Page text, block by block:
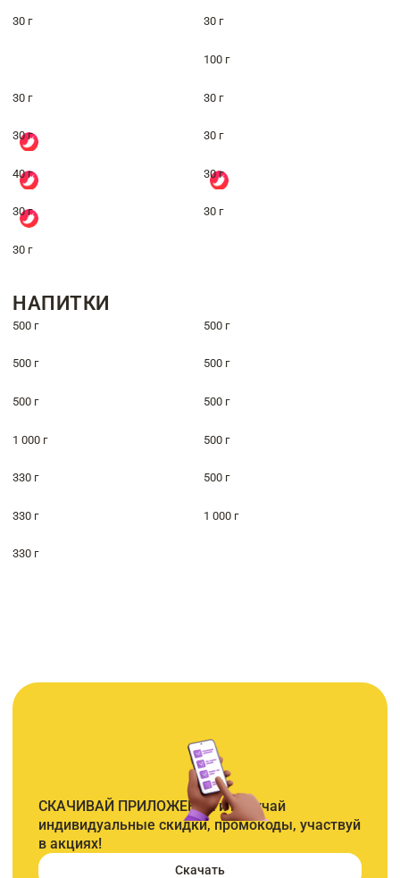
30 г 30 г
100 г
30 г 30 г
30 г 30 г
40 г 30 г
30 г 30 г
30 г
НАПИТКИ
500 г 500 г
500 г 500 г
500 г 500 г
1 000 г 500 г
330 г 500 г
330 г 1 000 г
330 г
СКАЧИВАЙ ПРИЛОЖЕНИЕ и получай
индивидуальные скидки, промокоды, участвуй
в акциях!
Скачать